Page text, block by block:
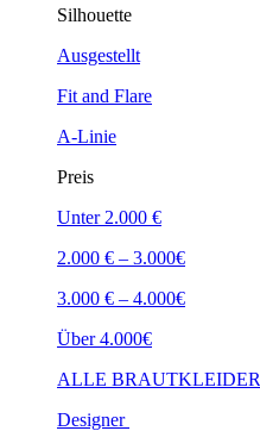
Silhouette
Ausgestellt
Fit and Flare
A-Linie
Preis
Unter 2.000 €
2.000 € – 3.000€
3.000 € – 4.000€
Über 4.000€
ALLE BRAUTKLEIDER
Designer